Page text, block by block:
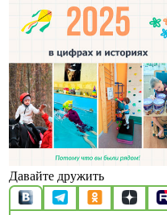
Давайте дружить